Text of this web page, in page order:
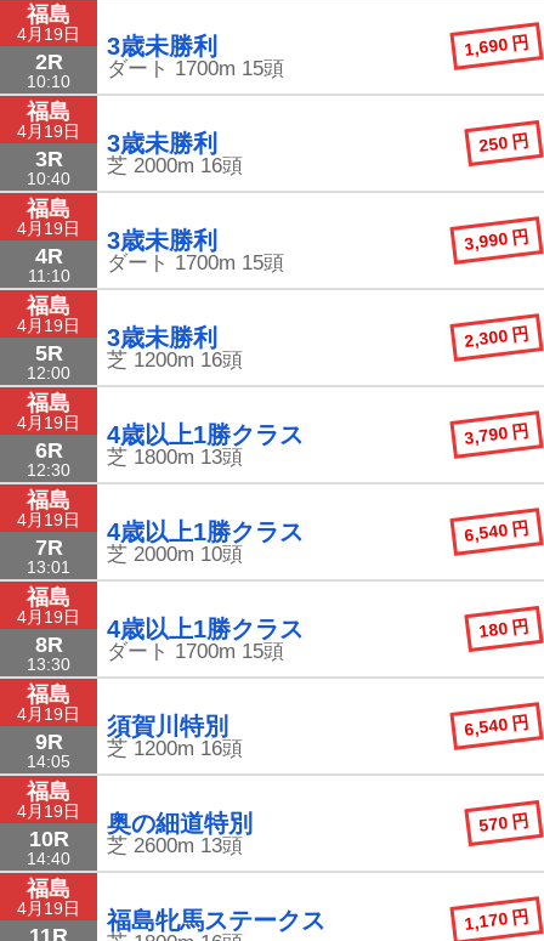
福島
4月19日
2R
10:10
3歳未勝利
ダート 1700m 15頭
1,690 円
福島
4月19日
3R
10:40
3歳未勝利
芝 2000m 16頭
250 円
福島
4月19日
4R
11:10
3歳未勝利
ダート 1700m 15頭
3,990 円
福島
4月19日
5R
12:00
3歳未勝利
芝 1200m 16頭
2,300 円
福島
4月19日
6R
12:30
4歳以上1勝クラス
芝 1800m 13頭
3,790 円
福島
4月19日
7R
13:01
4歳以上1勝クラス
芝 2000m 10頭
6,540 円
福島
4月19日
8R
13:30
4歳以上1勝クラス
ダート 1700m 15頭
180 円
福島
4月19日
9R
14:05
須賀川特別
芝 1200m 16頭
6,540 円
福島
4月19日
10R
14:40
奥の細道特別
芝 2600m 13頭
570 円
福島
4月19日
11R
福島牝馬ステークス 1,170 円